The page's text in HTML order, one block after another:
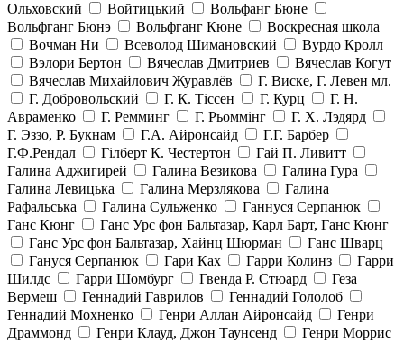
Ольховский
Войтицький
Вольфанг Бюне
Вольфганг Бюнэ
Вольфганг Кюне
Воскресная школа
Вочман Ни
Всеволод Шимановский
Вурдо Кролл
Вэлори Бертон
Вячеслав Дмитриев
Вячеслав Когут
Вячеслав Михайлович Журавлёв
Г. Виске, Г. Левен мл.
Г. Добровольский
Г. К. Тiссен Г. Курц
Г. Н.
Авраменко
Г. Ремминг Г. Рьоммінг
Г. Х. Лэдярд
Г. Эззо, Р. Букнам
Г.А. Айронсайд
Г.Г. Барбер
Г.Ф.Рендал
Гілберт К. Честертон
Гай П. Ливитт
Галина Аджигирей
Галина Везикова
Галина Гура
Галина Левицька
Галина Мерзлякова
Галина
Рафальська
Галина Сульженко
Ганнуся Серпанюк
Ганс Кюнг
Ганс Урс фон Бальтазар, Карл Барт, Ганс Кюнг
Ганс Урс фон Бальтазар, Хайнц Шюрман
Ганс Шварц
Гануся Серпанюк
Гари Ках Гарри Колинз
Гарри
Шилдс
Гарри Шомбург Гвенда Р. Стюард
Геза
Вермеш
Геннадий Гаврилов
Геннадий Гололоб
Геннадий Мохненко
Генри Аллан Айронсайд
Генри
Драммонд
Генри Клауд, Джон Таунсенд
Генри Моррис